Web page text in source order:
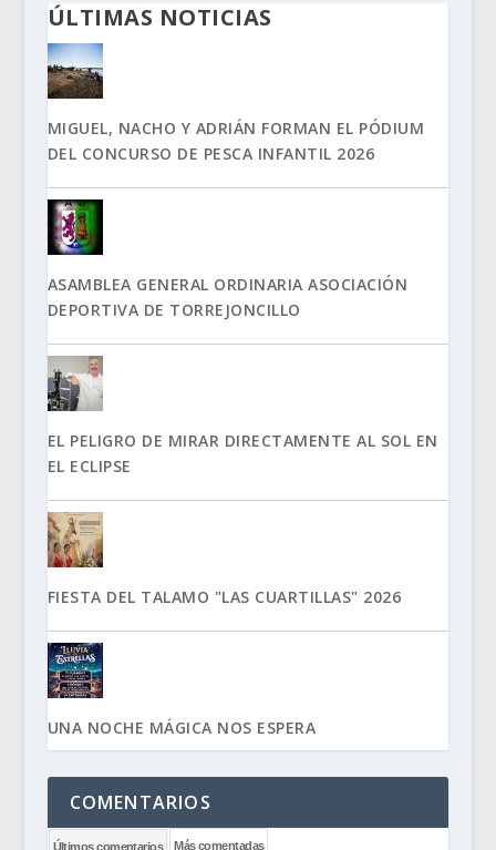
ÚLTIMAS NOTICIAS
MIGUEL, NACHO Y ADRIÁN FORMAN EL PÓDIUM
DEL CONCURSO DE PESCA INFANTIL 2026
ASAMBLEA GENERAL ORDINARIA ASOCIACIÓN
DEPORTIVA DE TORREJONCILLO
EL PELIGRO DE MIRAR DIRECTAMENTE AL SOL EN
EL ECLIPSE
FIESTA DEL TALAMO "LAS CUARTILLAS" 2026
UNA NOCHE MÁGICA NOS ESPERA
COMENTARIOS
Últimos comentarios Más comentadas